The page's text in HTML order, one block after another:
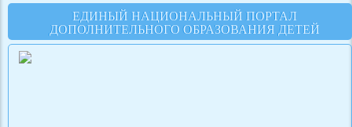
ЕДИНЫЙ НАЦИОНАЛЬНЫЙ ПОРТАЛ
ДОПОЛНИТЕЛЬНОГО ОБРАЗОВАНИЯ ДЕТЕЙ